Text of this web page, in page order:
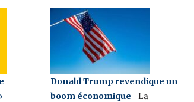
Donald Trump revendique un
boom économique La